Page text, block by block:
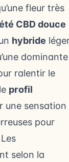
fleur très
CBD douce
hybride
dominante
ralentir le
profil
une sensation
pour
selon la